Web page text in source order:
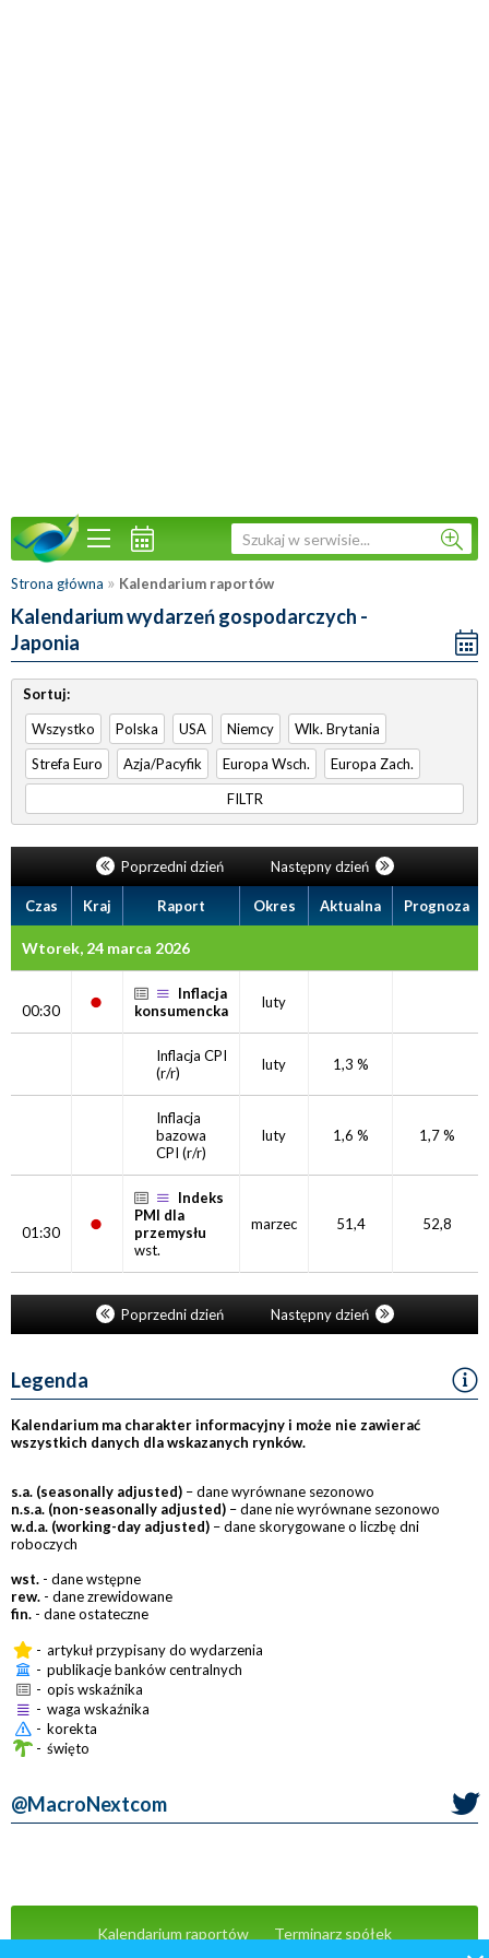
Strona główna » Kalendarium raportów
Kalendarium wydarzeń gospodarczych -
Japonia
Sortuj:
Wszystko
Polska USA Niemcy
Wlk. Brytania
Strefa Euro
Azja/Pacyfik Europa Wsch.
Europa Zach.
FILTR
Poprzedni dzień Następny dzień
Czas Kraj Raport Okres Aktualna Prognoza
Wtorek, 24 marca 2026
00:30
Inflacja
konsumencka
luty
Inflacja CPI
(r/r)
luty 1,3 %
Inflacja
bazowa
CPI (r/r)
luty 1,6 % 1,7 %
01:30
Indeks
PMI dla
przemysłu
wst.
marzec 51,4 52,8
Poprzedni dzień Następny dzień
Legenda
Kalendarium ma charakter informacyjny i może nie zawierać
wszystkich danych dla wskazanych rynków.
s.a. (seasonally adjusted) – dane wyrównane sezonowo
n.s.a. (non-seasonally adjusted) – dane nie wyrównane sezonowo
w.d.a. (working-day adjusted) – dane skorygowane o liczbę dni
roboczych
wst. - dane wstępne
rew. - dane zrewidowane
fin. - dane ostateczne
- artykuł przypisany do wydarzenia
- publikacje banków centralnych
- opis wskaźnika
- waga wskaźnika
- korekta
- święto
@MacroNextcom
Kalendarium raportów
Terminarz spółek